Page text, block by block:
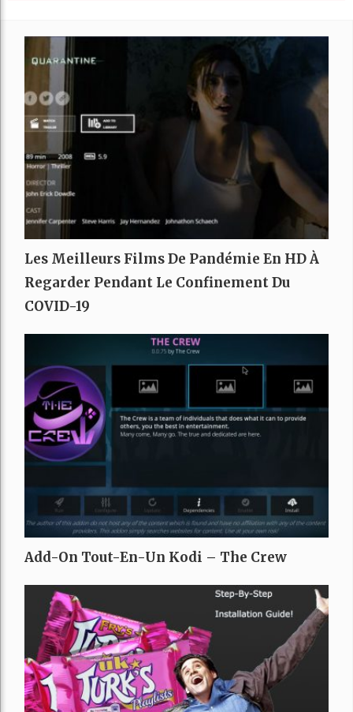
Les Meilleurs Films De Pandémie En HD À
Regarder Pendant Le Confinement Du
COVID-19
Add-On Tout-En-Un Kodi – The Crew